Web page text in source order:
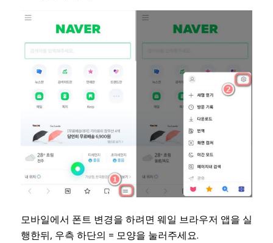
모바일에서 폰트 변경을 하려면 웨일 브라우저 앱을 실
행한뒤, 우측 하단의 = 모양을 눌러주세요.